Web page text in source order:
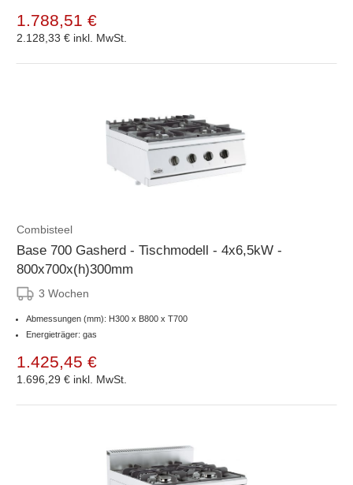
1.788,51 €
2.128,33 € inkl. MwSt.
Combisteel
Base 700 Gasherd - Tischmodell - 4x6,5kW -
800x700x(h)300mm
3 Wochen
Abmessungen (mm): H300 x B800 x T700
Energieträger: gas
1.425,45 €
1.696,29 € inkl. MwSt.